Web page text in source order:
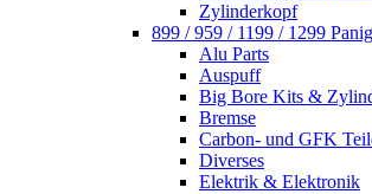
Zylinderkopf
899 / 959 / 1199 / 1299
Alu Parts
Auspuff
Big Bore Kits &
Bremse
Carbon- und GFK
Diverses
Elektrik & Elektronik